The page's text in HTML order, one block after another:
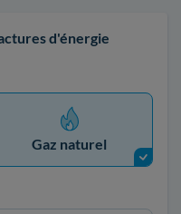
d'énergie
Gaz naturel